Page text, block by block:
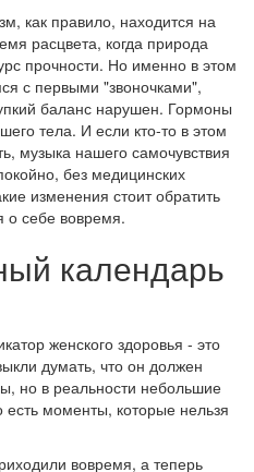
как правило, находится на
расцвета, когда природа
прочности. Но именно в этом
с первыми "звоночками",
баланс нарушен. Гормоны
тела. И если кто-то в этом
музыка нашего самочувствия
без медицинских
изменения стоит обратить
о себе вовремя.
календарь
женского здоровья - это
думать, что он должен
но в реальности небольшие
моменты, которые нельзя
вовремя, а теперь